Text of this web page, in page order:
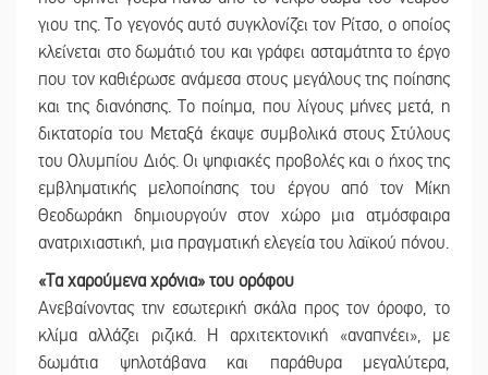
γιου της. Το γεγονός αυτό συγκλονίζει τον Ρίτσο, ο οποίος
κλείνεται στο δωμάτιό του και γράφει ασταμάτητα το έργο
που τον καθιέρωσε ανάμεσα στους μεγάλους της ποίησης
και της διανόησης. Το ποίημα, που λίγους μήνες μετά, η
δικτατορία του Μεταξά έκαψε συμβολικά στους Στύλους
του Ολυμπίου Διός. Οι ψηφιακές προβολές και ο ήχος της
εμβληματικής μελοποίησης του έργου από τον Μίκη
Θεοδωράκη δημιουργούν στον χώρο μια ατμόσφαιρα
ανατριχιαστική, μια πραγματική ελεγεία του λαϊκού πόνου.
«Τα χαρούμενα χρόνια» του ορόφου
Ανεβαίνοντας την εσωτερική σκάλα προς τον όροφο, το
κλίμα αλλάζει ριζικά. Η αρχιτεκτονική «αναπνέει», με
δωμάτια ψηλοτάβανα και παράθυρα μεγαλύτερα,